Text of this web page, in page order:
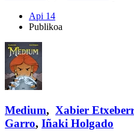
Api 14
Publikoa
Medium, Xabier
Garro, Iñaki Holgado